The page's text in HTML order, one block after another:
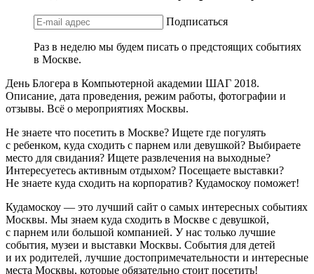
Подписаться
Раз в неделю мы будем писать о предстоящих событиях
в Москве.
День Блогера в Компьютерной академии ШАГ 2018.
Описание, дата проведения, режим работы, фотографии и
отзывы. Всё о мероприятиях Москвы.
Не знаете что посетить в Москве? Ищете где погулять
с ребенком, куда сходить с парнем или девушкой? Выбираете
место для свидания? Ищете развлечения на выходные?
Интересуетесь активным отдыхом? Посещаете выставки?
Не знаете куда сходить на корпоратив? Кудамоскоу поможет!
Кудамоскоу — это лучший сайт о самых интересных событиях
Москвы. Мы знаем куда сходить в Москве с девушкой,
с парнем или большой компанией. У нас только лучшие
события, музеи и выставки Москвы. События для детей
и их родителей, лучшие достопримечательности и интересные
места Москвы, которые обязательно стоит посетить!